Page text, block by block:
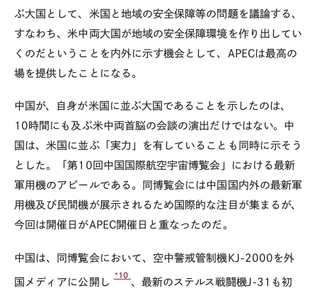
ぶ大国として、米国と地域の安全保障等の問題を議論する、
すなわち、米中両大国が地域の安全保障環境を作り出してい
くのだということを内外に示す機会として、APECは最高の
場を提供したことになる。
中国が、自身が米国に並ぶ大国であることを示したのは、
10時間にも及ぶ米中両首脳の会談の演出だけではない。中
国は、米国に並ぶ「実力」を有していることも同時に示そう
とした。「第10回中国国際航空宇宙博覧会」における最新
軍用機のアピールである。同博覧会には中国国内外の最新軍
用機及び民間機が展示されるため国際的な注目が集まるが、
今回は開催日がAPEC開催日と重なったのだ。
中国は、同博覧会において、空中警戒管制機KJ-2000を外
国メディアに公開し
*10
、最新のステルス戦闘機J-31も初